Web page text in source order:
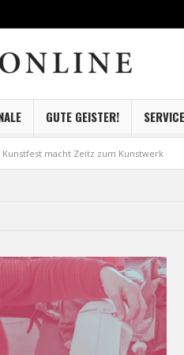
GUTE GEISTER! SERVICE
macht Zeitz zum Kunstwerk